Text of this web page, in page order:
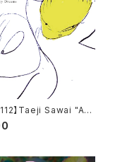
】Taeji Sawai "As
Dreams" CD